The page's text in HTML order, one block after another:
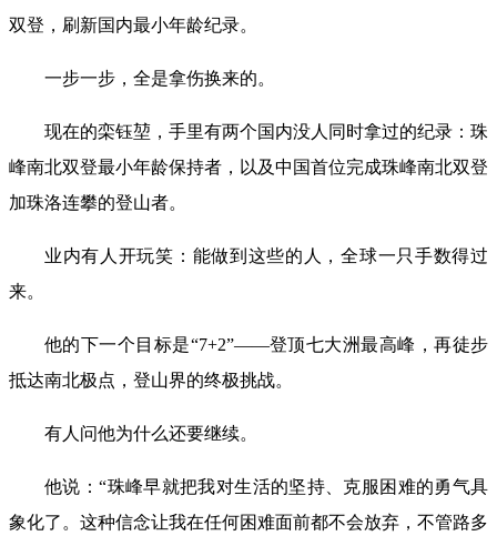
双登，刷新国内最小年龄纪录。
一步一步，全是拿伤换来的。
现在的栾钰堃，手里有两个国内没人同时拿过的纪录：珠
峰南北双登最小年龄保持者，以及中国首位完成珠峰南北双登
加珠洛连攀的登山者。
业内有人开玩笑：能做到这些的人，全球一只手数得过
来。
他的下一个目标是“7+2”——登顶七大洲最高峰，再徒步
抵达南北极点，登山界的终极挑战。
有人问他为什么还要继续。
他说：“珠峰早就把我对生活的坚持、克服困难的勇气具
象化了。这种信念让我在任何困难面前都不会放弃，不管路多